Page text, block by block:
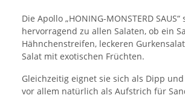
Die Apollo „HONING-MONSTERD
hervorragend zu allen Salaten, ob ein
Hähnchenstreifen, leckeren
Salat mit exotischen Früchten.
Gleichzeitig eignet sie sich als Dipp
vor allem natürlich als Aufstrich für